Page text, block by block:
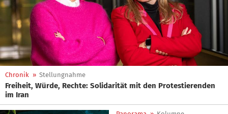
Chronik » Stellungnahme
Freiheit, Würde, Rechte: Solidarität mit den Protestierenden
im Iran